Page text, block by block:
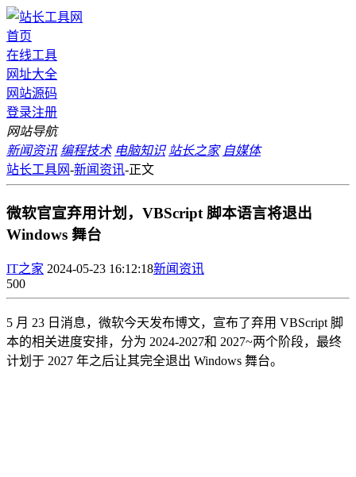
首页
在线工具
网址大全
网站源码
登录注册
网站导航
新闻资讯 编程技术 电脑知识 站长之家 自媒体
站长工具网-新闻资讯-正文
微软官宣弃用计划，VBScript 脚本语言将退出
Windows 舞台
IT之家 2024-05-23 16:12:18新闻资讯
500
5 月 23 日消息，微软今天发布博文，宣布了弃用 VBScript 脚
本的相关进度安排，分为 2024-2027和 2027~两个阶段，最终
计划于 2027 年之后让其完全退出 Windows 舞台。